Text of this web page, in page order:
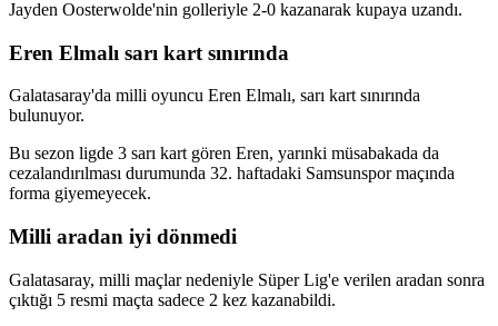
Jayden Oosterwolde'nin golleriyle 2-0 kazanarak kupaya uzandı.
Eren Elmalı sarı kart sınırında
Galatasaray'da milli oyuncu Eren Elmalı, sarı kart sınırında
bulunuyor.
Bu sezon ligde 3 sarı kart gören Eren, yarınki müsabakada da
cezalandırılması durumunda 32. haftadaki Samsunspor maçında
forma giyemeyecek.
Milli aradan iyi dönmedi
Galatasaray, milli maçlar nedeniyle Süper Lig'e verilen aradan sonra
çıktığı 5 resmi maçta sadece 2 kez kazanabildi.